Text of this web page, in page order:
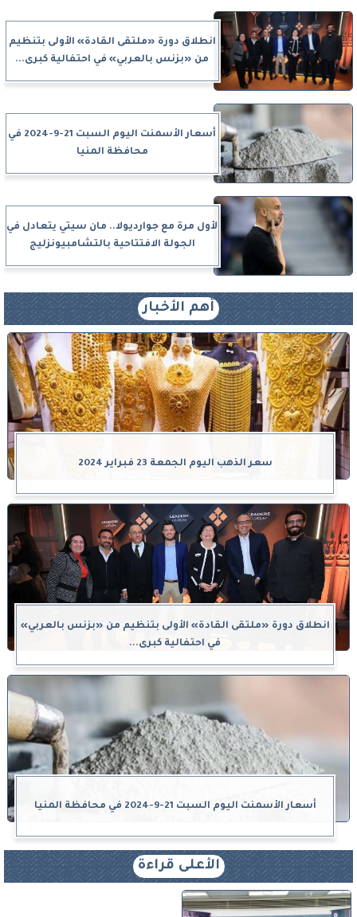
انطلاق دورة «ملتقى القادة» الأولى بتنظيم
من «بزنس بالعربي» في احتفالية كبرى...
أسعار الأسمنت اليوم السبت 21-9-2024 في
محافظة المنيا
لأول مرة مع جوارديولا.. مان سيتي يتعادل في
الجولة الافتتاحية بالتشامبيونزليج
أهم الأخبار
سعر الذهب اليوم الجمعة 23 فبراير 2024
انطلاق دورة «ملتقى القادة» الأولى بتنظيم من «بزنس بالعربي»
في احتفالية كبرى...
أسعار الأسمنت اليوم السبت 21-9-2024 في محافظة المنيا
الأعلى قراءة